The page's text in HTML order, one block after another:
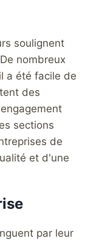
soulignent
nombreux
a été facile de
des
sections
de
et d'une
par leur